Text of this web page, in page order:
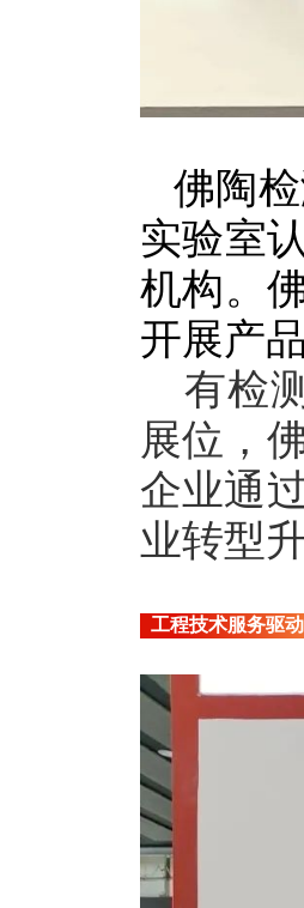
佛陶
实验室
机构。
开展产
有检
展位，
企业通
业转型
工程技术服务驱